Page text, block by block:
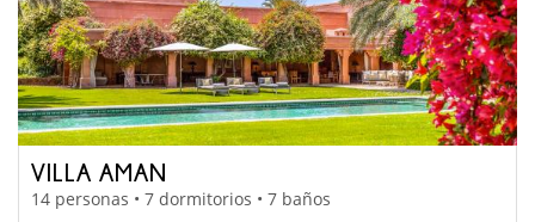
VILLA AMAN
14 personas • 7 dormitorios • 7 baños